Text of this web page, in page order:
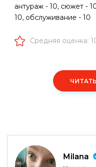
антураж - 10, сюжет -
10, обслуживание - 10
Средняя оценка:
Milana